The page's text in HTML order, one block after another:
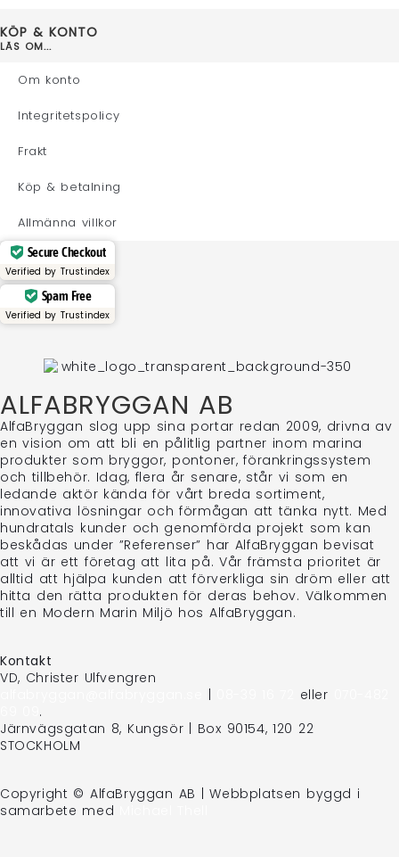
KÖP & KONTO
LÄS OM...
Om konto
Integritetspolicy
Frakt
Köp & betalning
Allmänna villkor
Secure Checkout
Verified by Trustindex
Spam Free
Verified by Trustindex
ALFABRYGGAN AB
AlfaBryggan slog upp sina portar redan 2009, drivna av
en vision om att bli en pålitlig partner inom marina
produkter som bryggor, pontoner, förankringssystem
och tillbehör. Idag, flera år senare, står vi som en
ledande aktör kända för vårt breda sortiment,
innovativa lösningar och förmågan att tänka nytt. Med
hundratals kunder och genomförda projekt som kan
beskådas under ”Referenser” har AlfaBryggan bevisat
att vi är ett företag att lita på. Vår främsta prioritet är
alltid att hjälpa kunden att förverkliga sin dröm eller att
hitta den rätta produkten för deras behov. Välkommen
till en Modern Marin Miljö hos AlfaBryggan.
Kontakt
VD, Christer Ulfvengren
| eller
.
Järnvägsgatan 8, Kungsör | Box 90154, 120 22
STOCKHOLM
Copyright © AlfaBryggan AB | Webbplatsen byggd i
samarbete med